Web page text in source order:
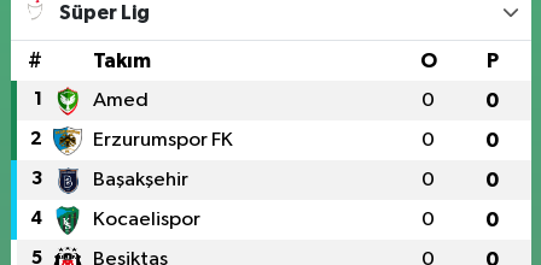
Süper Lig
# Takım O P
1 Amed 0 0
2 Erzurumspor FK 0 0
3 Başakşehir 0 0
4 Kocaelispor 0 0
5 Beşiktaş 0 0